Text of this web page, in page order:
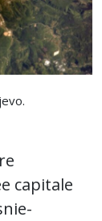
capitale